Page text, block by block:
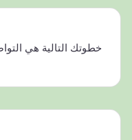
خطوتك التالية هي